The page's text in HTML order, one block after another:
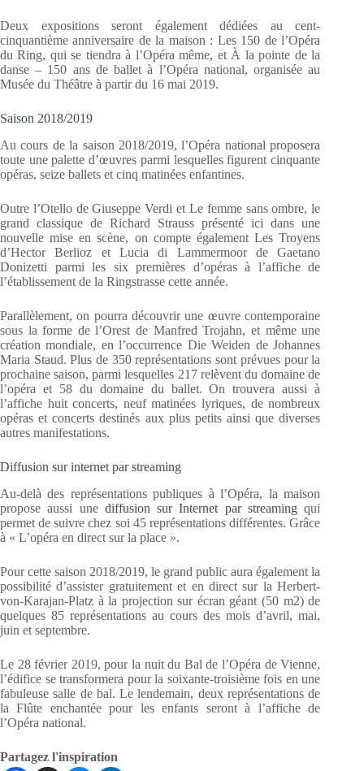
Deux expositions seront également dédiées au cent-
cinquantième anniversaire de la maison : Les 150 de l’Opéra
du Ring, qui se tiendra à l’Opéra même, et À la pointe de la
danse – 150 ans de ballet à l’Opéra national, organisée au
Musée du Théâtre à partir du 16 mai 2019.
Saison 2018/2019
Au cours de la saison 2018/2019, l’Opéra national proposera
toute une palette d’œuvres parmi lesquelles figurent cinquante
opéras, seize ballets et cinq matinées enfantines.
Outre l’Otello de Giuseppe Verdi et Le femme sans ombre, le
grand classique de Richard Strauss présenté ici dans une
nouvelle mise en scène, on compte également Les Troyens
d’Hector Berlioz et Lucia di Lammermoor de Gaetano
Donizetti parmi les six premières d’opéras à l’affiche de
l’établissement de la Ringstrasse cette année.
Parallèlement, on pourra découvrir une œuvre contemporaine
sous la forme de l’Orest de Manfred Trojahn, et même une
création mondiale, en l’occurrence Die Weiden de Johannes
Maria Staud. Plus de 350 représentations sont prévues pour la
prochaine saison, parmi lesquelles 217 relèvent du domaine de
l’opéra et 58 du domaine du ballet. On trouvera aussi à
l’affiche huit concerts, neuf matinées lyriques, de nombreux
opéras et concerts destinés aux plus petits ainsi que diverses
autres manifestations.
Diffusion sur internet par streaming
Au-delà des représentations publiques à l’Opéra, la maison
propose aussi une diffusion sur Internet par streamingqui
permet de suivre chez soi 45 représentations différentes. Grâce
à « L’opéra en direct sur la place ».
Pour cette saison 2018/2019, le grand public aura également la
possibilité d’assister gratuitement et en direct sur la Herbert-
von-Karajan-Platz à la projection sur écran géant (50 m2) de
quelques 85 représentations au cours des mois d’avril, mai,
juin et septembre.
Le 28 février 2019, pour la nuit du Bal de l’Opéra de Vienne,
l’édifice se transformera pour la soixante-troisième fois en une
fabuleuse salle de bal. Le lendemain, deux représentations de
la Flûte enchantée pour les enfants seront à l’affiche de
l’Opéra national.
Partagez l'inspiration